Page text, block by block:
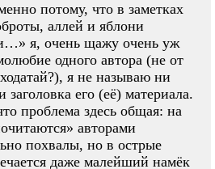
потому, что в заметках
аллей и яблони
я, очень щажу очень уж
одного автора (не от
я не называю ни
его (её) материала.
проблема здесь общая: на
авторами
похвалы, но в острые
даже малейший намёк